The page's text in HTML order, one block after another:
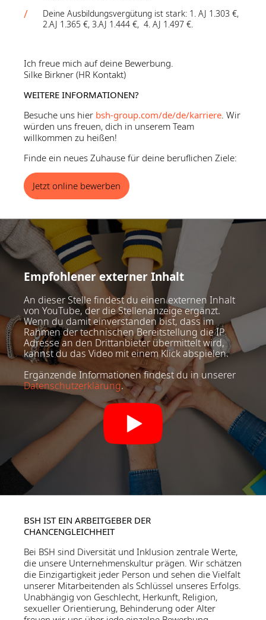
Deine Ausbildungsvergütung ist stark: 1. AJ 1.303 €,
2.AJ 1.365 €, 3.AJ 1.444 €, 4. AJ 1.497 €.
Ich freue mich auf deine Bewerbung.
Silke Birkner (HR Kontakt)
WEITERE INFORMATIONEN?
Besuche uns hier bsh-group.com/de/de/karriere. Wir
würden uns freuen, dich in unserem Team
willkommen zu heißen!
Finde ein neues Zuhause für deine beruflichen Ziele:
Jetzt online bewerben
Empfohlener externer Inhalt
An dieser Stelle findest du einen externen Inhalt
von YouTube, der die Stellenanzeige ergänzt.
Wenn du damit einverstanden bist, dass im
Rahmen der technischen Bereitstellung die IP
Adresse an den Drittanbieter übermittelt wird,
kannst du das Video mit einem Klick abspielen.
Ergänzende Informationen findest du in unserer
Datenschutzerklärung.
BSH IST EIN ARBEITGEBER DER
CHANCENGLEICHHEIT
Bei BSH sind Diversität und Inklusion zentrale Werte,
die unsere Unternehmenskultur prägen. Wir schätzen
die Einzigartigkeit jeder Person und sehen die Vielfalt
unserer Mitarbeitenden als Schlüssel unseres Erfolgs.
Unabhängig von Geschlecht, Herkunft, Religion,
sexueller Orientierung, Behinderung oder Alter